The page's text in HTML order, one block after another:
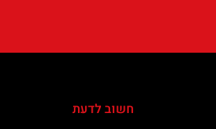
חשוב לדעת